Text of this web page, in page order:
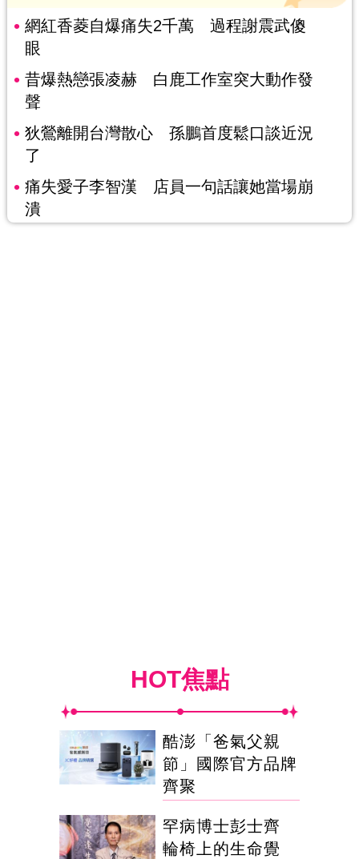
網紅香菱自爆痛失2千萬 過程謝震武傻
眼
昔爆熱戀張凌赫 白鹿工作室突大動作發
聲
狄鶯離開台灣散心 孫鵬首度鬆口談近況
了
痛失愛子李智漢 店員一句話讓她當場崩
潰
HOT焦點
酷澎「爸氣父親
節」國際官方品牌
齊聚
罕病博士彭士齊
輪椅上的生命覺